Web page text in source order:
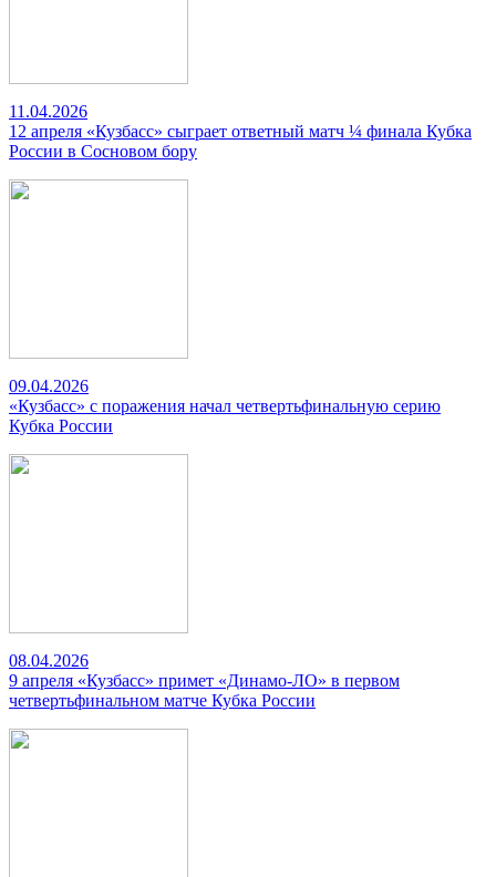
11.04.2026
12 апреля «Кузбасс» сыграет ответный матч ¼ финала Кубка
России в Сосновом бору
09.04.2026
«Кузбасс» с поражения начал четвертьфинальную серию
Кубка России
08.04.2026
9 апреля «Кузбасс» примет «Динамо-ЛО» в первом
четвертьфинальном матче Кубка России